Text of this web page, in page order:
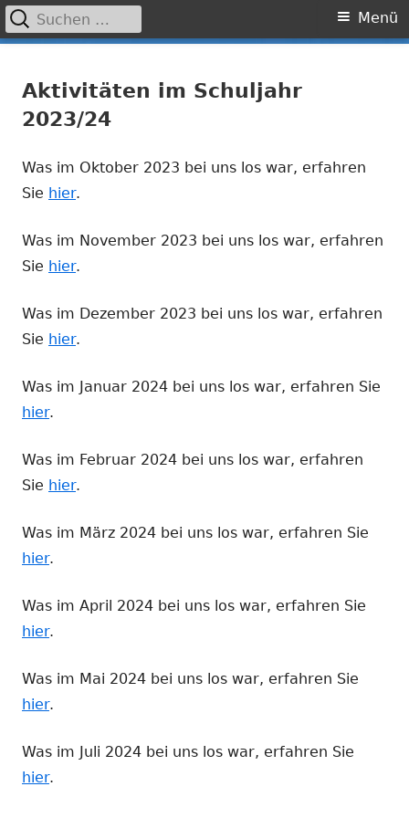
zum
Primäres
Menü
Suchen
nach:
Aktivitäten im Schuljahr
2023/24
Was im Oktober 2023 bei uns los war, erfahren
Sie hier.
Was im November 2023 bei uns los war, erfahren
Sie hier.
Was im Dezember 2023 bei uns los war, erfahren
Sie hier.
Was im Januar 2024 bei uns los war, erfahren Sie
hier.
Was im Februar 2024 bei uns los war, erfahren
Sie hier.
Was im März 2024 bei uns los war, erfahren Sie
hier.
Was im April 2024 bei uns los war, erfahren Sie
hier.
Was im Mai 2024 bei uns los war, erfahren Sie
hier.
Was im Juli 2024 bei uns los war, erfahren Sie
hier.